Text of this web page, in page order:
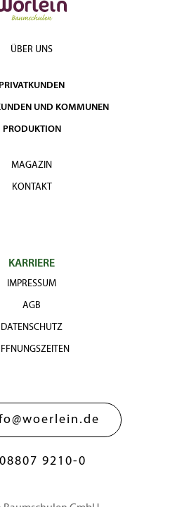
ÜBER UNS
PRIVATKUNDEN
UND KOMMUNEN
PRODUKTION
MAGAZIN
KONTAKT
KARRIERE
IMPRESSUM
AGB
DATENSCHUTZ
08807 9210-0